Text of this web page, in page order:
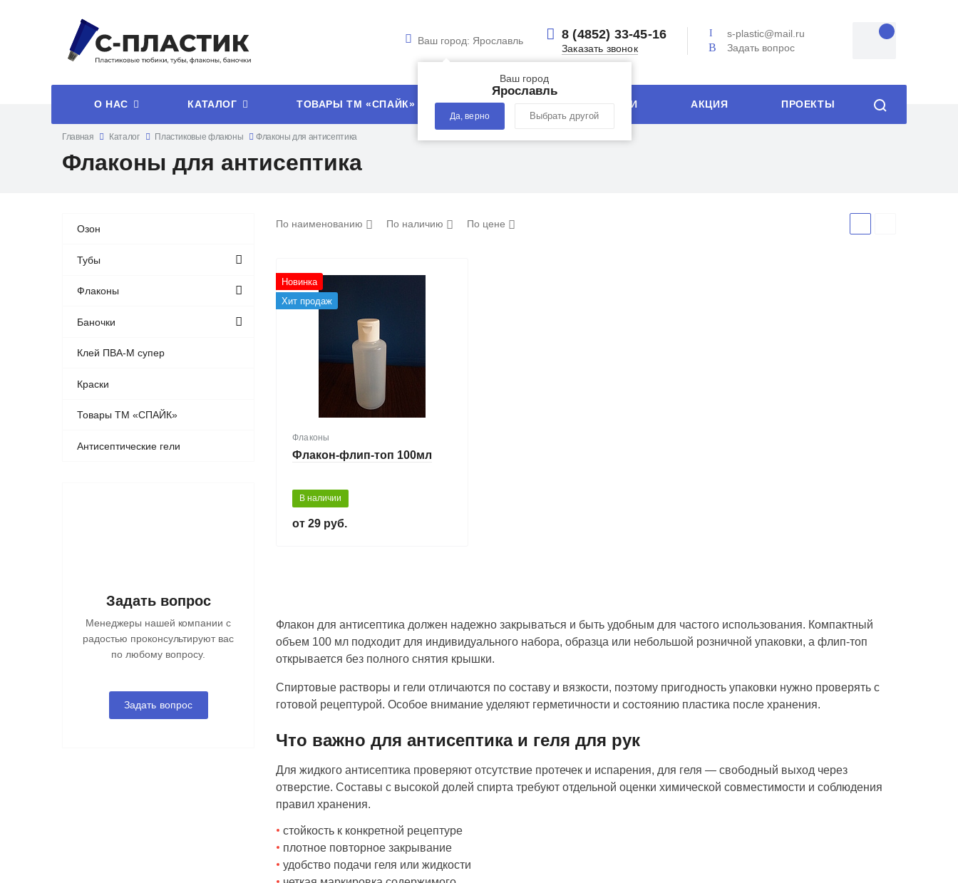
Ваш город: Ярославль
Ваш город
Ярославль
Да, верно Выбрать другой
8 (4852) 33-45-16
Заказать звонок
s-plastic@mail.ru
Задать вопрос
О НАС КАТАЛОГ ТОВАРЫ ТМ «СПАЙК» УСЛУГИ ТЕХНОЛОГИИ АКЦИЯ ПРОЕКТЫ
Главная Каталог Пластиковые флаконы Флаконы для антисептика
Флаконы для антисептика
Озон
Тубы
Флаконы
Баночки
Клей ПВА-М супер
Краски
Товары ТМ «СПАЙК»
Антисептические гели
Задать вопрос
Менеджеры нашей компании с
радостью проконсультируют вас
по любому вопросу.
Задать вопрос
По наименованию По наличию По цене
Новинка
Хит продаж
Флаконы
Флакон-флип-топ 100мл
В наличии
29 руб.
Флакон для антисептика должен надежно закрываться и быть удобным для частого использования. Компактный
объем 100 мл подходит для индивидуального набора, образца или небольшой розничной упаковки, а флип-топ
открывается без полного снятия крышки.
Спиртовые растворы и гели отличаются по составу и вязкости, поэтому пригодность упаковки нужно проверять с
готовой рецептурой. Особое внимание уделяют герметичности и состоянию пластика после хранения.
Что важно для антисептика и геля для рук
Для жидкого антисептика проверяют отсутствие протечек и испарения, для геля — свободный выход через
отверстие. Составы с высокой долей спирта требуют отдельной оценки химической совместимости и соблюдения
правил хранения.
стойкость к конкретной рецептуре
плотное повторное закрывание
удобство подачи геля или жидкости